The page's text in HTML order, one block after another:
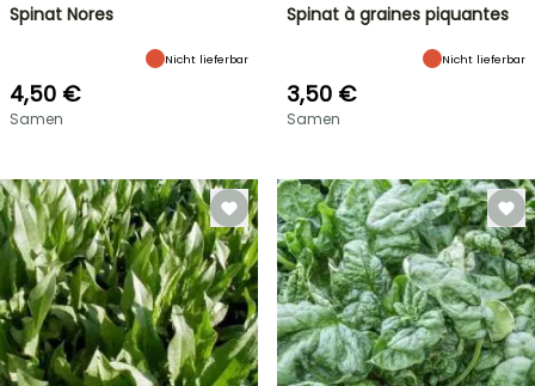
Spinat Nores
Nicht lieferbar
4,50 €
Samen
Spinat à graines piquantes
Nicht lieferbar
3,50 €
Samen